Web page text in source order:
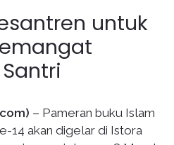
untuk
– Pameran buku Islam
14 akan digelar di Istora